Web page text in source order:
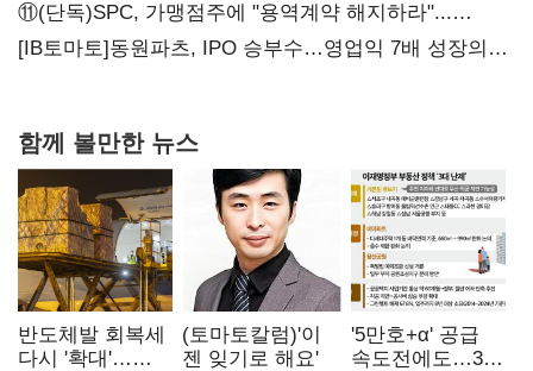
화려한 에어쇼 뒤 땀방울
⑪(단독)SPC, 가맹점주에 "용역계약 해지하라"...
내팽개친 '사회적합의'
[IB토마토]동원파츠, IPO 승부수…영업익 7배 성장의
함께 볼만한 뉴스
반도체발 회복세
다시 '확대'…
(토마토칼럼)'이
젠 잊기로 해요'
'5만호+α' 공급
속도전에도…3대